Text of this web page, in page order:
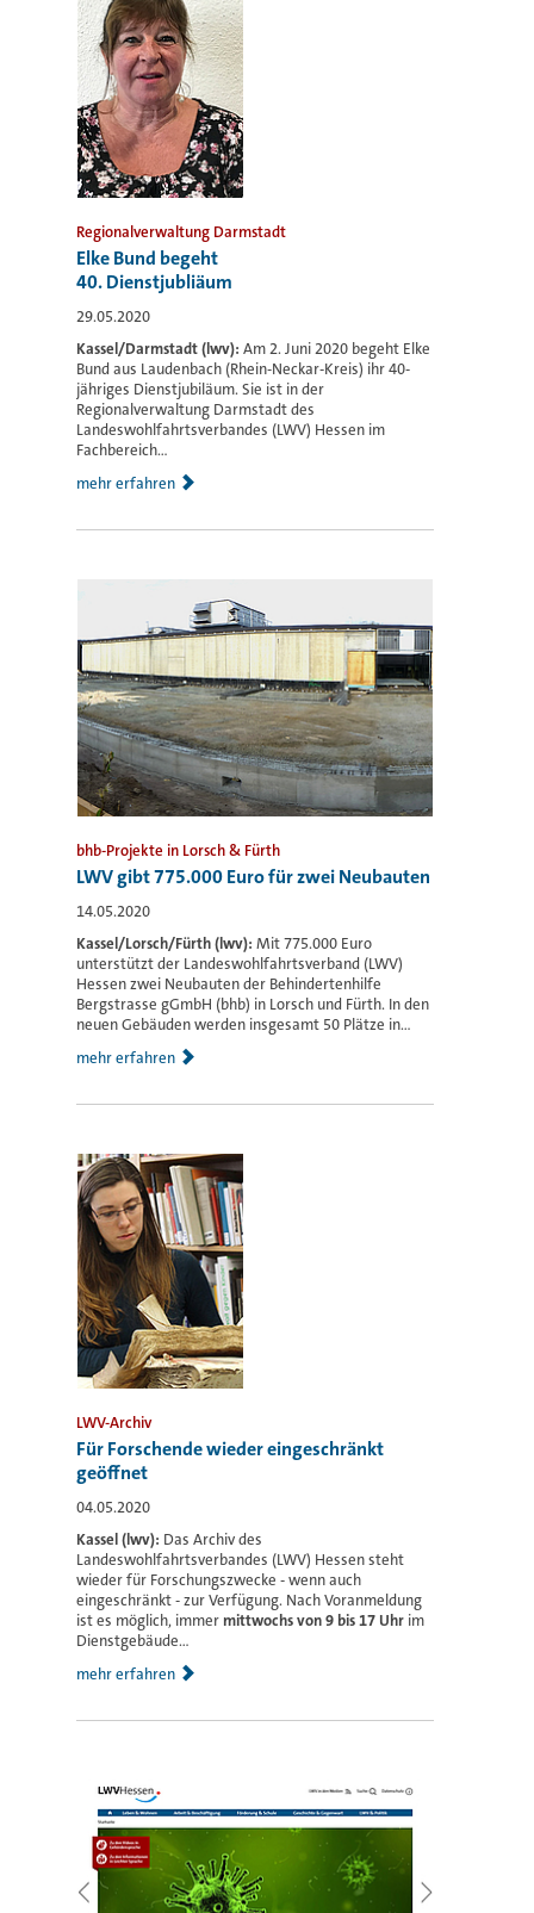
Regionalverwaltung Darmstadt
Elke Bund begeht
40. Dienstjubliäum
29.05.2020
Kassel/Darmstadt (lwv): Am 2. Juni 2020 begeht Elke
Bund aus Laudenbach (Rhein-Neckar-Kreis) ihr 40-
jähriges Dienstjubiläum. Sie ist in der
Regionalverwaltung Darmstadt des
Landeswohlfahrtsverbandes (LWV) Hessen im
Fachbereich...
mehr erfahren
bhb-Projekte in Lorsch & Fürth
LWV gibt 775.000 Euro für zwei Neubauten
14.05.2020
Kassel/Lorsch/Fürth (lwv): Mit 775.000 Euro
unterstützt der Landeswohlfahrtsverband (LWV)
Hessen zwei Neubauten der Behindertenhilfe
Bergstrasse gGmbH (bhb) in Lorsch und Fürth. In den
neuen Gebäuden werden insgesamt 50 Plätze in...
mehr erfahren
LWV-Archiv
Für Forschende wieder eingeschränkt
geöffnet
04.05.2020
Kassel (lwv): Das Archiv des
Landeswohlfahrtsverbandes (LWV) Hessen steht
wieder für Forschungszwecke - wenn auch
eingeschränkt - zur Verfügung. Nach Voranmeldung
ist es möglich, immer mittwochs von 9 bis 17 Uhr im
Dienstgebäude...
mehr erfahren